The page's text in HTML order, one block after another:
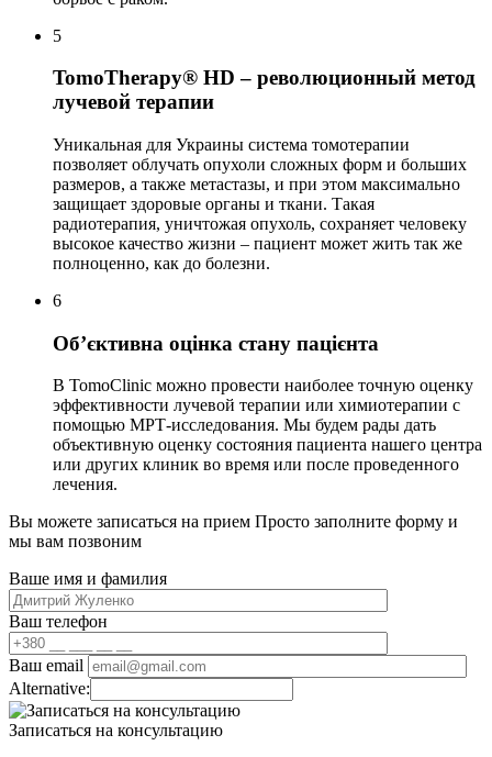
5
TomoTherapy® HD – революционный метод
лучевой терапии
Уникальная для Украины система томотерапии
позволяет облучать опухоли сложных форм и больших
размеров, а также метастазы, и при этом максимально
защищает здоровые органы и ткани. Такая
радиотерапия, уничтожая опухоль, сохраняет человеку
высокое качество жизни – пациент может жить так же
полноценно, как до болезни.
6
Об’єктивна оцінка стану пацієнта
В TomoClinic можно провести наиболее точную оценку
эффективности лучевой терапии или химиотерапии с
помощью МРТ-исследования. Мы будем рады дать
объективную оценку состояния пациента нашего центра
или других клиник во время или после проведенного
лечения.
Вы можете записаться на прием Просто заполните форму и
мы вам позвоним
Ваше имя и фамилия
Ваш телефон
Ваш email
Alternative:
Записаться на консультацию